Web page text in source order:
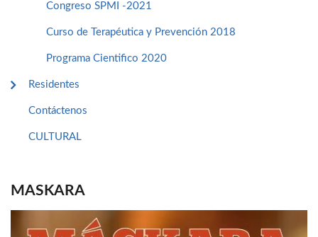
Congreso SPMI -2021
Curso de Terapéutica y Prevención 2018
Programa Cientifico 2020
Residentes
Contáctenos
CULTURAL
MASKARA